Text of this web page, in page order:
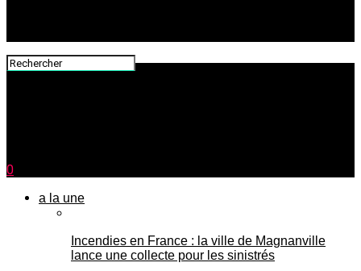
0
a la une
Incendies en France : la ville de Magnanville
lance une collecte pour les sinistrés